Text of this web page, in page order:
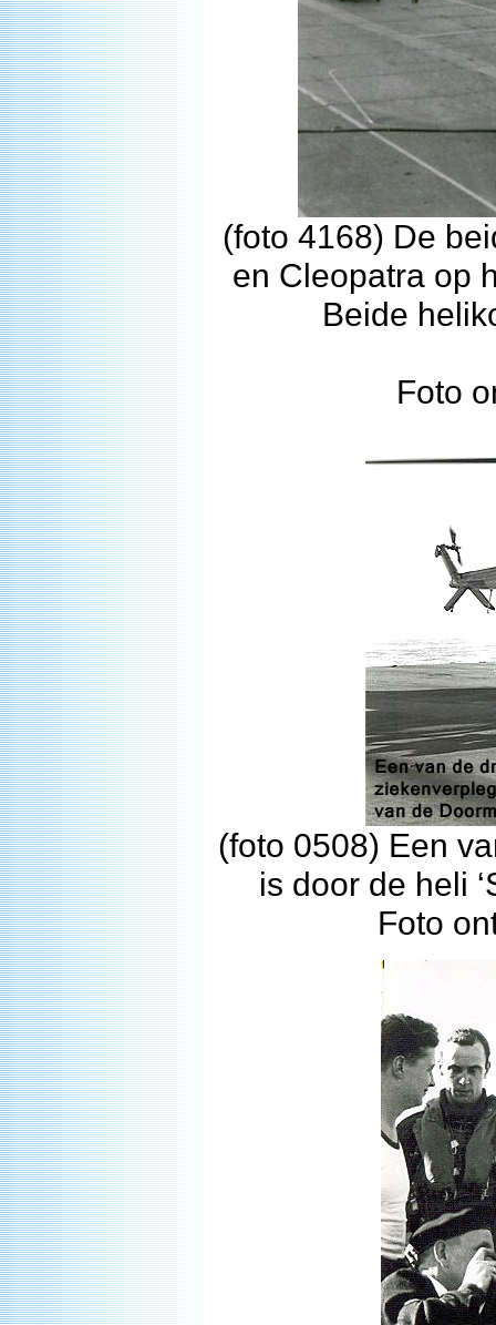
(foto 4168) De
en Cleopatra op
Beide
Foto
(foto 0508) Een
is door de heli
Foto